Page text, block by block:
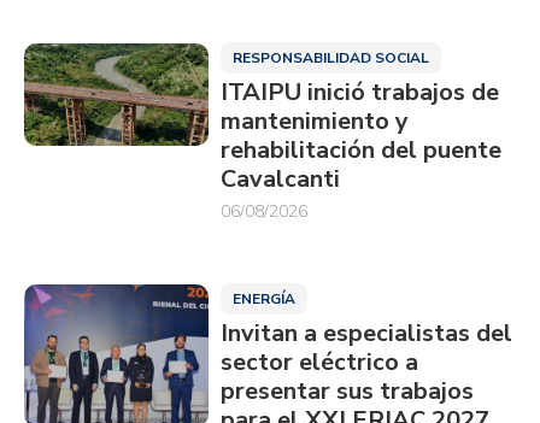
RESPONSABILIDAD SOCIAL
ITAIPU inició trabajos de
mantenimiento y
rehabilitación del puente
Cavalcanti
06/08/2026
ENERGÍA
Invitan a especialistas del
sector eléctrico a
presentar sus trabajos